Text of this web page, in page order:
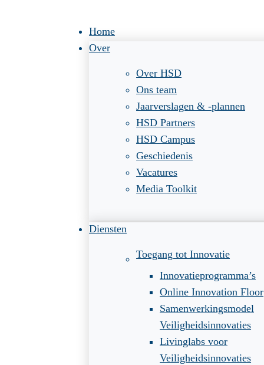
Home
Over
Over HSD
Ons team
Jaarverslagen & -plannen
HSD Partners
HSD Campus
Geschiedenis
Vacatures
Media Toolkit
Diensten
Toegang tot Innovatie
Innovatieprogramma’s
Online Innovation Floor
Samenwerkingsmodel
Veiligheidsinnovaties
Livinglabs voor
Veiligheidsinnovaties